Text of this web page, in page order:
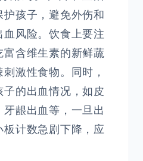
孩子，避免外伤和
风险。饮食上要注
含维生素的新鲜蔬
激性食物。同时，
的出血情况，如皮
龈出血等，一旦出
计数急剧下降，应